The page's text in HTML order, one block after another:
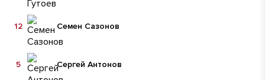
Семен Сазонов
12
Сергей Антонов
5